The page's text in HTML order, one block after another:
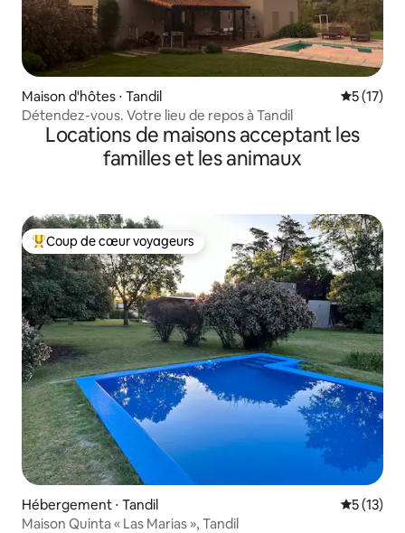
Maison d'hôtes ⋅ Tandil
5 (17)
Détendez-vous. Votre lieu de repos à Tandil
Locations de maisons acceptant les
familles et les animaux
Coups de cœur voyageurs les plus appréciés
Coup de cœur voyageurs
Hébergement ⋅ Tandil
5 (13)
Maison Quinta « Las Marias », Tandil